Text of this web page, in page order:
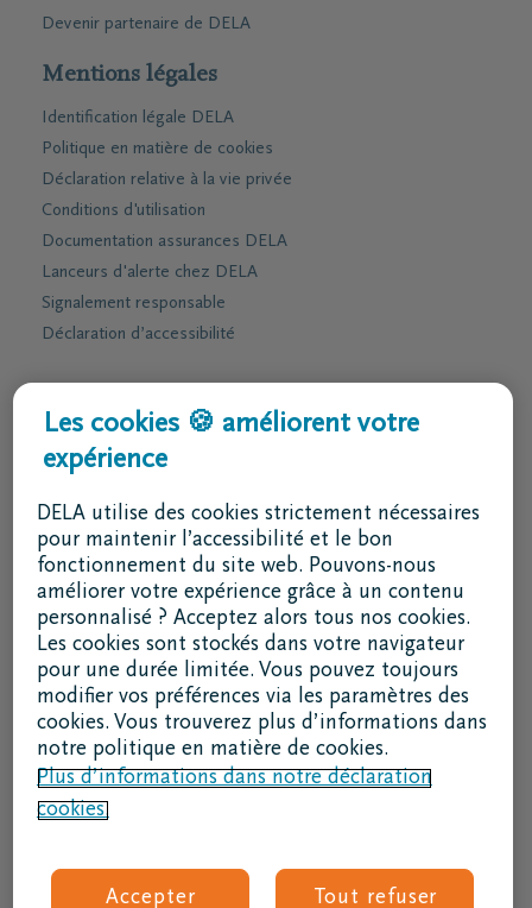
Devenir partenaire de DELA
Mentions légales
Identification légale DELA
Politique en matière de cookies
Déclaration relative à la vie privée
Conditions d'utilisation
Documentation assurances DELA
Lanceurs d'alerte chez DELA
Signalement responsable
Déclaration d’accessibilité
Services & contact
J'ai une question
Je souhaite une brochure par la poste
02 800 87 87
lu - ve 8h30 - 17h
Je suis un intermédiaire
Se connecter à DELAconnect
Je suis un fournisseur
Code RSE
Les cookies 🍪 améliorent votre
expérience
DELA utilise des cookies strictement nécessaires
pour maintenir l’accessibilité et le bon
fonctionnement du site web. Pouvons-nous
améliorer votre expérience grâce à un contenu
personnalisé ? Acceptez alors tous nos cookies.
Les cookies sont stockés dans votre navigateur
pour une durée limitée. Vous pouvez toujours
modifier vos préférences via les paramètres des
cookies. Vous trouverez plus d’informations dans
notre politique en matière de cookies.
Plus d’informations dans notre déclaration
cookies.
Accepter Tout refuser